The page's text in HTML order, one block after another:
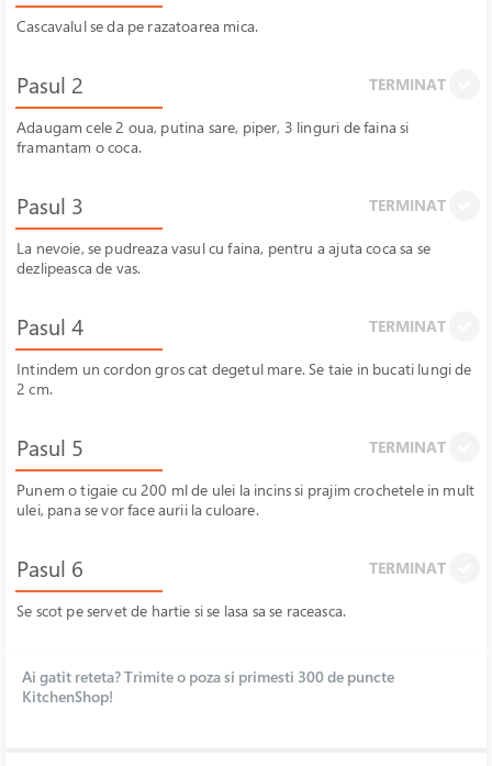
Cascavalul se da pe razatoarea mica.
Pasul 2 TERMINAT
Adaugam cele 2 oua, putina sare, piper, 3 linguri de faina si
framantam o coca.
Pasul 3 TERMINAT
La nevoie, se pudreaza vasul cu faina, pentru a ajuta coca sa se
dezlipeasca de vas.
Pasul 4 TERMINAT
Intindem un cordon gros cat degetul mare. Se taie in bucati lungi de
2 cm.
Pasul 5 TERMINAT
Punem o tigaie cu 200 ml de ulei la incins si prajim crochetele in mult
ulei, pana se vor face aurii la culoare.
Pasul 6 TERMINAT
Se scot pe servet de hartie si se lasa sa se raceasca.
Ai gatit reteta? Trimite o poza si primesti 300 de puncte
KitchenShop!